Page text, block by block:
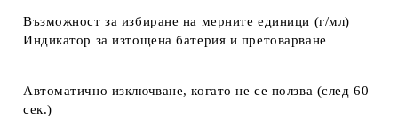
Възможност за избиране на мерните единици (г/мл)
Индикатор за изтощена батерия и претоварване
Автоматично изключване, когато не се ползва (след 60
сек.)